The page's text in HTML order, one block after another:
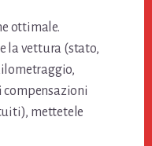
ottimale.
la vettura (stato,
compensazioni
mettetele